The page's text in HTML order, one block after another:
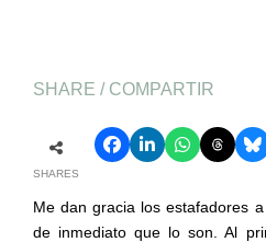
SHARE / COMPARTIR
SHARES
Me dan gracia los estafadores
de inmediato que lo son. Al